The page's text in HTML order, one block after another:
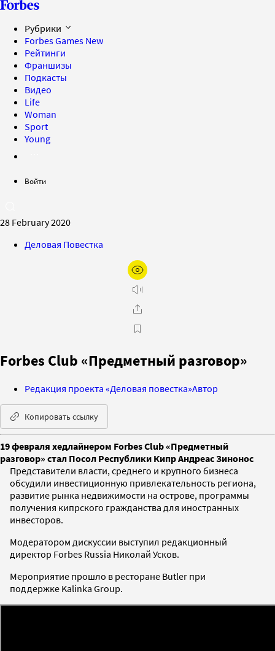
Рубрики
Forbes Games New
Рейтинги
Франшизы
Подкасты
Видео
Life
Woman
Sport
Young
Войти
28 February 2020
Деловая Повестка
Forbes Club «Предметный разговор»
Редакция проекта «Деловая повестка»Автор
Копировать ссылку
19 февраля хедлайнером Forbes Club «Предметный
разговор» стал Посол Республики Кипр Андреас Зинонос
Представители власти, среднего и крупного бизнеса
обсудили инвестиционную привлекательность региона,
развитие рынка недвижимости на острове, программы
получения кипрского гражданства для иностранных
инвесторов.
Модератором дискуссии выступил редакционный
директор Forbes Russia Николай Усков.
Мероприятие прошло в ресторане Butler при
поддержке Kalinka Group.